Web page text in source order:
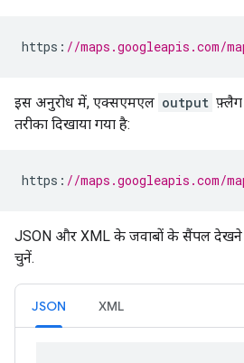
https : //maps.googleapis.com/
इस अनुरोध में, एक्सएमएल output फ़्लैग
तरीका दिखाया गया है:
https : //maps.googleapis.com/
JSON और XML के जवाबों के सैंपल देखने
चुनें.
JSON XML